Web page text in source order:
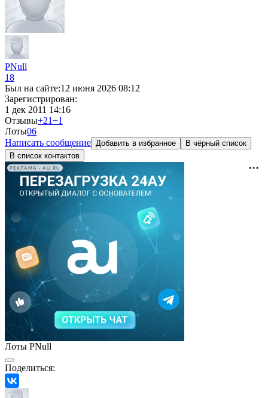
PNull
18
Был на сайте:12 июня 2026 08:12
Зарегистрирован:
1 дек 2011 14:16
Отзывы+21−1
Лоты06
Написать сообщение Добавить в избранное
В чёрный список
В список контактов
РЕКЛАМА • AU.RU
Лоты PNull
Поделиться: